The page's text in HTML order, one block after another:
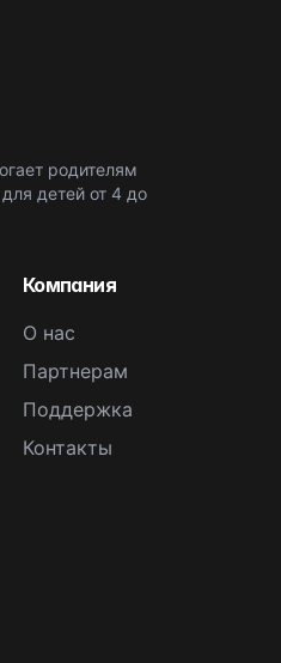
родителям
детей от 4 до
Компания
О нас
Партнерам
Поддержка
Контакты